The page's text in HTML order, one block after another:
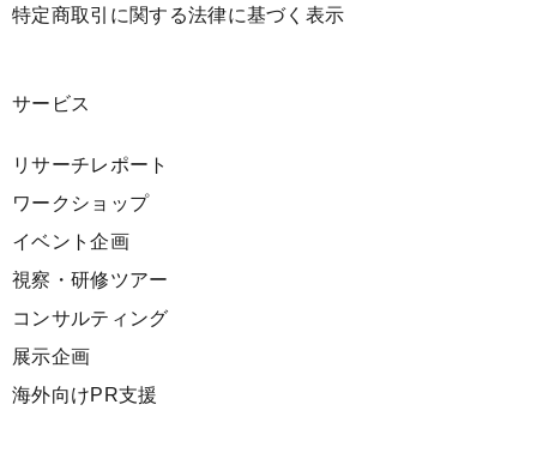
特定商取引に関する法律に基づく表示
サービス
リサーチレポート
ワークショップ
イベント企画
視察・研修ツアー
コンサルティング
展示企画
海外向けPR支援